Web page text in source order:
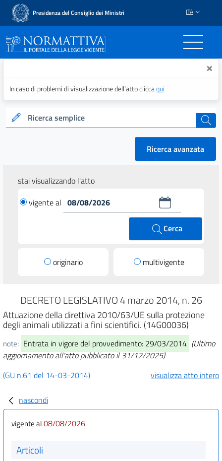
Presidenza del Consiglio dei Ministri ITA
Normattiva - Il portale ×
In caso di problemi di visualizzazione dell’atto cliccaqui
Ricerca semplice cerca
Ricerca avanzata
stai visualizzando l'atto
vigente al
Cerca
originario multivigente
DECRETO LEGISLATIVO 4 marzo 2014, n. 26
Attuazione della direttiva 2010/63/UE sulla protezione
degli animali utilizzati a fini scientifici. (14G00036)
note: Entrata in vigore del provvedimento: 29/03/2014 (Ultimo
aggiornamento all'atto pubblicato il 31/12/2025)
(GU n.61 del 14-03-2014)
visualizza atto intero
nascondi
vigente al08/08/2026
Articoli